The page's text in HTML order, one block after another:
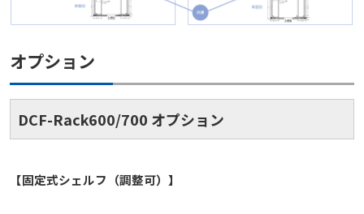
オプション
DCF-Rack600/700 オプション
【固定式シェルフ（調整可）】